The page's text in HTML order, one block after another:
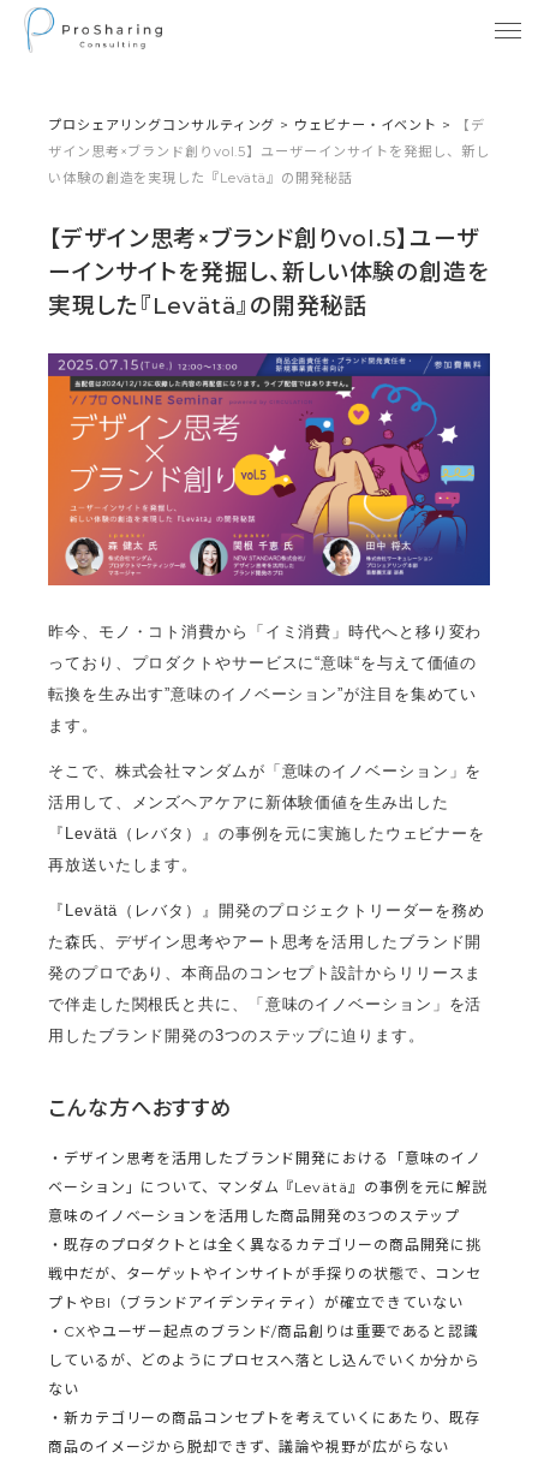
プロシェアリングコンサルティング > ウェビナー・イベント >
【デ
ザイン思考×ブランド創りvol.5】ユーザーインサイトを発掘し、新し
い体験の創造を実現した『Levätä』の開発秘話
【デザイン思考×ブランド創りvol.5】ユーザ
ーインサイトを発掘し、新しい体験の創造を
実現した『Levätä』の開発秘話
昨今、モノ・コト消費から「イミ消費」時代へと移り変わ
っており、プロダクトやサービスに“意味“を与えて価値の
転換を生み出す”意味のイノベーション”が注目を集めてい
ます。
そこで、株式会社マンダムが「意味のイノベーション」を
活用して、メンズヘアケアに新体験価値を生み出した
『Levätä（レバタ）』の事例を元に実施したウェビナーを
再放送いたします。
『Levätä（レバタ）』開発のプロジェクトリーダーを務め
た森氏、デザイン思考やアート思考を活用したブランド開
発のプロであり、本商品のコンセプト設計からリリースま
で伴走した関根氏と共に、「意味のイノベーション」を活
用したブランド開発の3つのステップに迫ります。
こんな方へおすすめ
・デザイン思考を活用したブランド開発における「意味のイノ
ベーション」について、マンダム『Levätä』の事例を元に解説
意味のイノベーションを活用した商品開発の3つのステップ
・既存のプロダクトとは全く異なるカテゴリーの商品開発に挑
戦中だが、ターゲットやインサイトが手探りの状態で、コンセ
プトやBI（ブランドアイデンティティ）が確立できていない
・CXやユーザー起点のブランド/商品創りは重要であると認識
しているが、どのようにプロセスへ落とし込んでいくか分から
ない
・新カテゴリーの商品コンセプトを考えていくにあたり、既存
商品のイメージから脱却できず、議論や視野が広がらない